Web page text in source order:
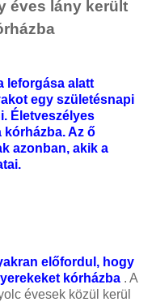
éves lány került
leforgása alatt
egy születésnapi
Életveszélyes
kórházba. Az ő
azonban, akik a
előfordul, hogy
kórházba . A
évesek közül kerül